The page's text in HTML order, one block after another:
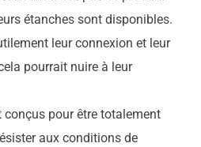
étanches sont disponibles.
leur connexion et leur
pourrait nuire à leur
conçus pour être totalement
aux conditions de